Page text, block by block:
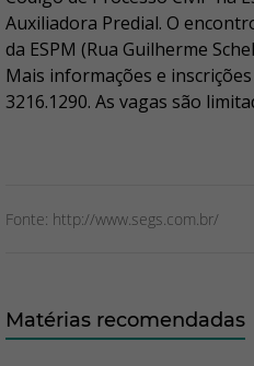
Auxiliadora Predial. O
da ESPM (Rua Guilherme
Mais informações e
3216.1290. As vagas são
Fonte: http://www.segs.com.br/
Matérias recomendadas